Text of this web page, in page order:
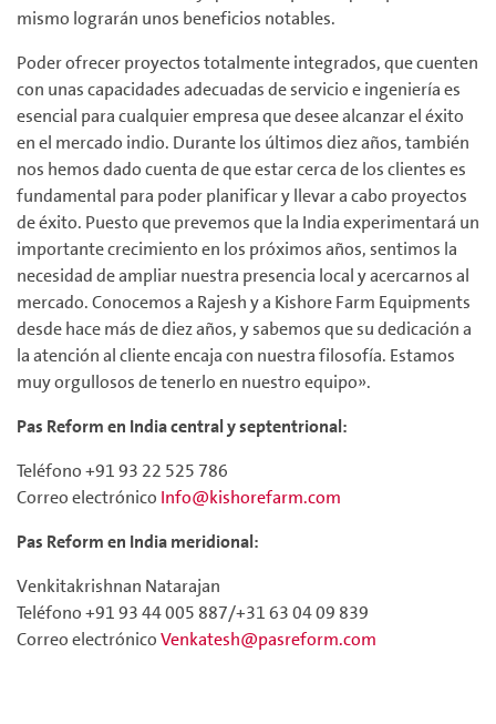
mismo lograrán unos beneficios notables.
Poder ofrecer proyectos totalmente integrados, que cuenten
con unas capacidades adecuadas de servicio e ingeniería es
esencial para cualquier empresa que desee alcanzar el éxito
en el mercado indio. Durante los últimos diez años, también
nos hemos dado cuenta de que estar cerca de los clientes es
fundamental para poder planificar y llevar a cabo proyectos
de éxito. Puesto que prevemos que la India experimentará un
importante crecimiento en los próximos años, sentimos la
necesidad de ampliar nuestra presencia local y acercarnos al
mercado. Conocemos a Rajesh y a Kishore Farm Equipments
desde hace más de diez años, y sabemos que su dedicación a
la atención al cliente encaja con nuestra filosofía. Estamos
muy orgullosos de tenerlo en nuestro equipo».
Pas Reform en India central y septentrional:
Teléfono +91 93 22 525 786
Correo electrónico Info@kishorefarm.com
Pas Reform en India meridional:
Venkitakrishnan Natarajan
Teléfono +91 93 44 005 887/+31 63 04 09 839
Correo electrónicoVenkatesh@pasreform.com